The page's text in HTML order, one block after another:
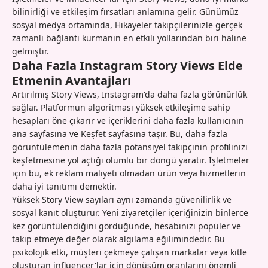
bilinirliği ve etkileşim fırsatları anlamına gelir. Günümüz
sosyal medya ortamında, Hikayeler takipçilerinizle gerçek
zamanlı bağlantı kurmanın en etkili yollarından biri haline
gelmiştir.
Daha Fazla Instagram Story Views Elde
Etmenin Avantajları
Artırılmış Story Views, Instagram'da daha fazla görünürlük
sağlar. Platformun algoritması yüksek etkileşime sahip
hesapları öne çıkarır ve içeriklerini daha fazla kullanıcının
ana sayfasına ve Keşfet sayfasına taşır. Bu, daha fazla
görüntülemenin daha fazla potansiyel takipçinin profilinizi
keşfetmesine yol açtığı olumlu bir döngü yaratır. İşletmeler
için bu, ek reklam maliyeti olmadan ürün veya hizmetlerin
daha iyi tanıtımı demektir.
Yüksek Story View sayıları aynı zamanda güvenilirlik ve
sosyal kanıt oluşturur. Yeni ziyaretçiler içeriğinizin binlerce
kez görüntülendiğini gördüğünde, hesabınızı popüler ve
takip etmeye değer olarak algılama eğilimindedir. Bu
psikolojik etki, müşteri çekmeye çalışan markalar veya kitle
oluşturan influencer'lar için dönüşüm oranlarını önemli